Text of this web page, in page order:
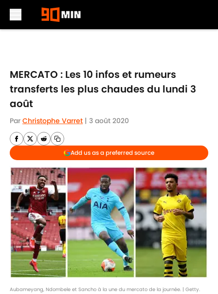
MERCATO : Les 10 infos et rumeurs
transferts les plus chaudes du lundi 3
août
Par Christophe Varret | 3 août 2020
Add us as a preferred source
Aubameyang, Ndombele et Sancho à la une du mercato de la journée. | Getty.